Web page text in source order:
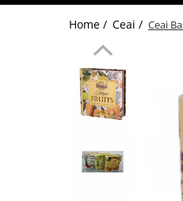
Capsule Cafea
Cafea Instant
Aparate capsule
Home / Ceai / Ceai